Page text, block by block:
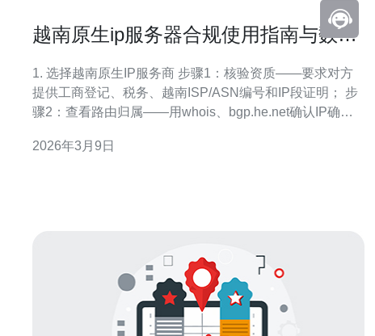
越南原生ip服务器合规使用指南与数据
1. 选择越南原生IP服务商 步骤1：核验资质——要求对方
提供工商登记、税务、越南ISP/ASN编号和IP段证明； 步
骤2：查看路由归属——用whois、bgp.he.net确认IP确实
率、宕机赔偿和滥用处理流程，记录在合同中。 2. 购买与
2026年3月9日